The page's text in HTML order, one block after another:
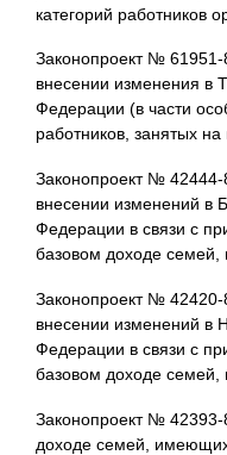
категорий работников
Законопроект №
внесении изменения в
Федерации (в части
работников, занятых
Законопроект №
внесении изменений в
Федерации в связи с
базовом доходе
Законопроект №
внесении изменений в
Федерации в связи с
базовом доходе
Законопроект №
доходе семей,